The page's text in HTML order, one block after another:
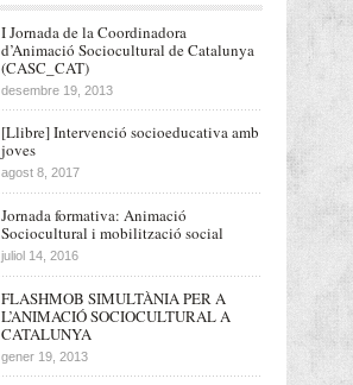
I Jornada de la Coordinadora
d’Animació Sociocultural de Catalunya
(CASC_CAT)
desembre 19, 2013
[Llibre] Intervenció socioeducativa amb
joves
agost 8, 2017
Jornada formativa: Animació
Sociocultural i mobilització social
juliol 14, 2016
FLASHMOB SIMULTÀNIA PER A
L’ANIMACIÓ SOCIOCULTURAL A
CATALUNYA
gener 19, 2013